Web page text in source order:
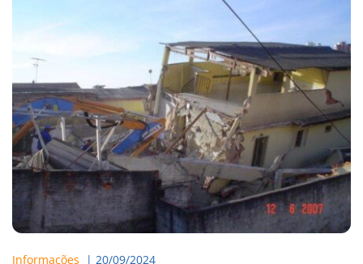
Informações
  |
20/09/2024